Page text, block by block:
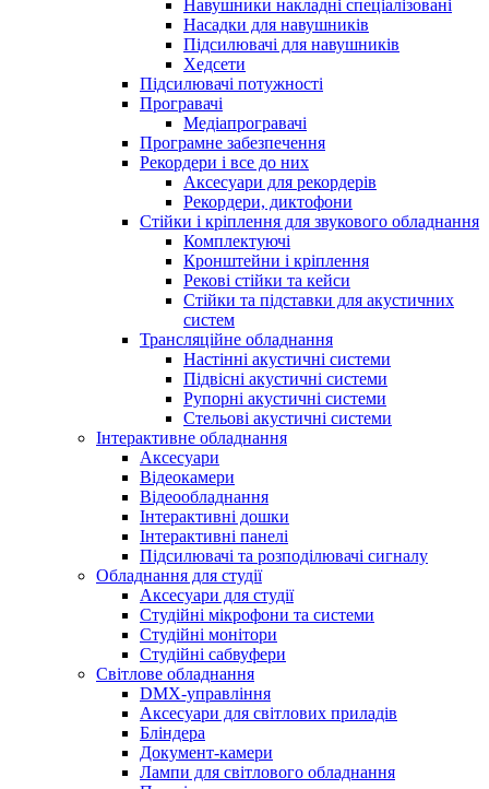
Навушники накладні спеціалізовані
Насадки для навушників
Підсилювачі для навушників
Хедсети
Підсилювачі потужності
Програвачі
Медіапрогравачі
Програмне забезпечення
Рекордери і все до них
Аксесуари для рекордерів
Рекордери, диктофони
Стійки і кріплення для звукового обладнання
Комплектуючі
Кронштейни і кріплення
Рекові стійки та кейси
Стійки та підставки для акустичних
систем
Трансляційне обладнання
Настінні акустичні системи
Підвісні акустичні системи
Рупорні акустичні системи
Стельові акустичні системи
Інтерактивне обладнання
Аксесуари
Відеокамери
Відеообладнання
Інтерактивні дошки
Інтерактивні панелі
Підсилювачі та розподілювачі сигналу
Обладнання для студії
Аксесуари для студії
Студійні мікрофони та системи
Студійні монітори
Студійні сабвуфери
Світлове обладнання
DMX-управління
Аксесуари для світлових приладів
Бліндера
Документ-камери
Лампи для світлового обладнання